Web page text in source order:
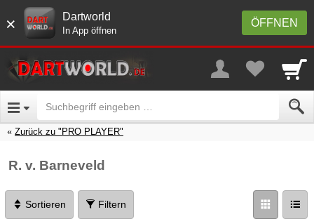
× ÖFFNEN
Dartworld
In App öffnen
Zurück zu "PRO PLAYER"
R. v. Barneveld
Sortieren Filtern